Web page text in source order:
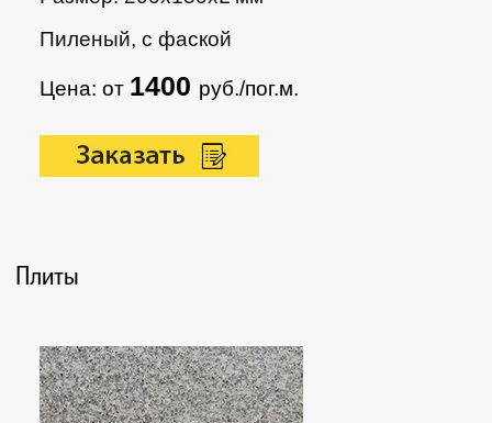
Пиленый, с фаской
Цена: от 1400 руб./пог.м.
Плиты